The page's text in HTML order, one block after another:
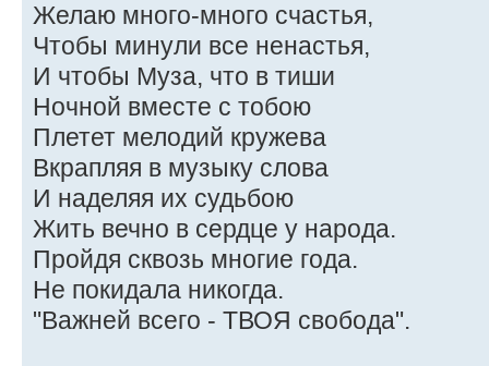
Желаю много-много счастья,
Чтобы минули все ненастья,
И чтобы Муза, что в тиши
Ночной вместе с тобою
Плетет мелодий кружева
Вкрапляя в музыку слова
И наделяя их судьбою
Жить вечно в сердце у народа.
Пройдя сквозь многие года.
Не покидала никогда.
"Важней всего - ТВОЯ свобода".